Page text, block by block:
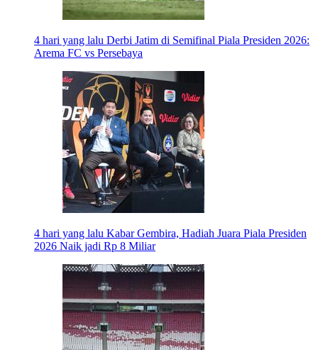
4 hari yang lalu Derbi Jatim di Semifinal Piala Presiden 2026:
Arema FC vs Persebaya
4 hari yang lalu Kabar Gembira, Hadiah Juara Piala Presiden
2026 Naik jadi Rp 8 Miliar